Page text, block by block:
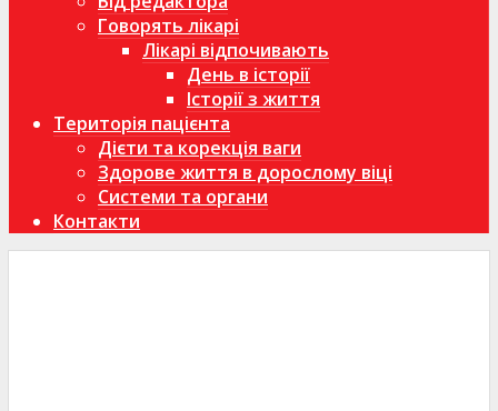
Говорять лікарі
Лікарі відпочивають
День в історії
Історії з життя
Територія пацієнта
Дієти та корекція ваги
Здорове життя в дорослому віці
Системи та органи
Контакти